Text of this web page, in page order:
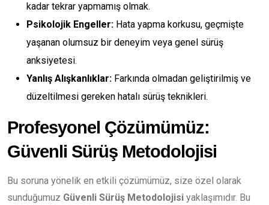
kadar tekrar yapmamış olmak.
Psikolojik Engeller: Hata yapma korkusu, geçmişte
yaşanan olumsuz bir deneyim veya genel sürüş
anksiyetesi.
Yanlış Alışkanlıklar: Farkında olmadan geliştirilmiş ve
düzeltilmesi gereken hatalı sürüş teknikleri.
Profesyonel Çözümümüz:
Güvenli Sürüş Metodolojisi
Bu soruna yönelik en etkili çözümümüz, size özel olarak
sunduğumuz Güvenli Sürüş Metodolojisi yaklaşımıdır. Bu